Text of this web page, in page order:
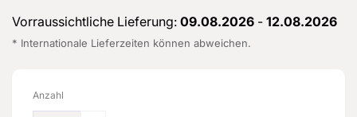
Vorraussichtliche Lieferung: 09.08.2026 - 12.08.2026
* Internationale Lieferzeiten können abweichen.
Anzahl